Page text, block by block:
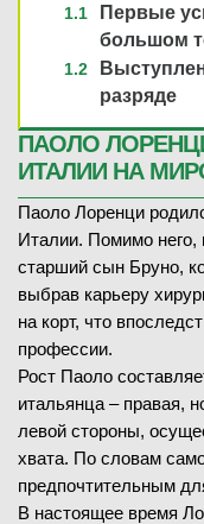
Первые
большом
разряде
ПАОЛО
ИТАЛИИ НА
Паоло Лоренци
Италии. Помимо
старший сын Бруно,
выбрав карьеру
на корт, что
профессии.
Рост Паоло
итальянца – правая,
левой стороны,
хвата. По словам
предпочтительным
В настоящее время